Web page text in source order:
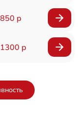
850 р
1300 р